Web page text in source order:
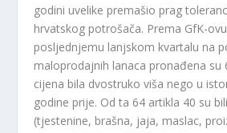
godini uvelike premašio prag
hrvatskog potrošača. Prema GfK-
posljednjemu lanjskom kvartalu na
maloprodajnih lanaca pronađena su
cijena bila dvostruko viša nego u
godine prije. Od ta 64 artikla 40 su
(tjestenine, brašna, jaja, maslac,